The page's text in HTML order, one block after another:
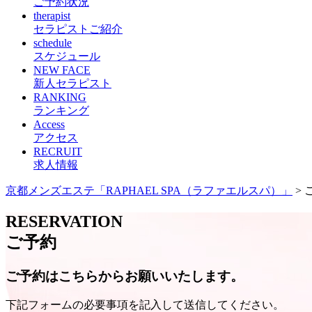
therapist
セラピストご紹介
schedule
スケジュール
NEW FACE
新人セラピスト
RANKING
ランキング
Access
アクセス
RECRUIT
求人情報
京都メンズエステ「RAPHAEL SPA（ラファエルスパ）」 >
RESERVATION
ご予約
ご予約はこちらからお願いいたします。
下記フォームの必要事項を記入して送信してください。